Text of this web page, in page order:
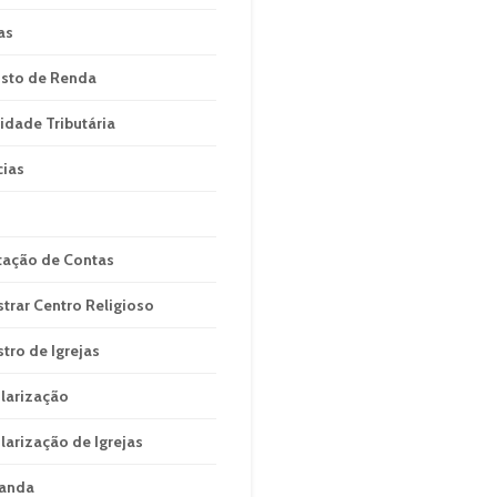
de Renda
Tributária
de Contas
Centro Religioso
de Igrejas
de Igrejas